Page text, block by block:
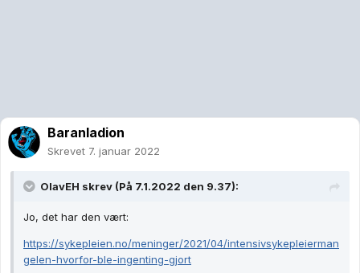
Baranladion
Skrevet 7. januar 2022
OlavEH skrev (På 7.1.2022 den 9.37):
Jo, det har den vært:
https://sykepleien.no/meninger/2021/04/intensivsykepleierman
gelen-hvorfor-ble-ingenting-gjort